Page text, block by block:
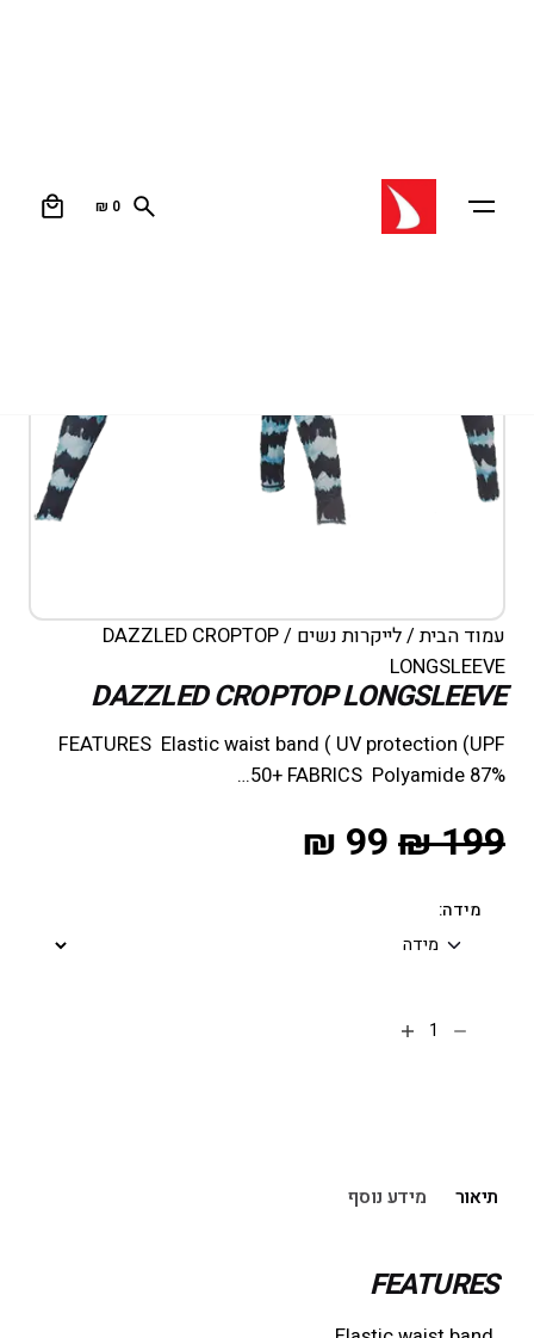
₪ 0
עמוד הבית/לייקרות נשים
/ DAZZLED CROPTOP
LONGSLEEVE
DAZZLED CROPTOP LONGSLEEVE
FEATURES Elastic waist band ( UV protection (UPF
50+ FABRICS Polyamide 87%…
מידה:
₪199
₪ 99
תיאור מידע נוסף
FEATURES